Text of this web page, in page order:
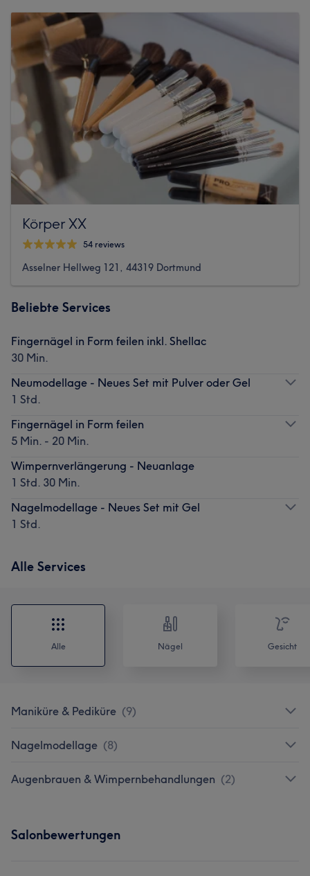
Körper XX
54 reviews
Asselner Hellweg 121, 44319 Dortmund
Beliebte Services
Fingernägel in Form feilen inkl. Shellac
30 Min.
Neumodellage - Neues Set mit Pulver oder Gel
1 Std.
Fingernägel in Form feilen
5 Min. - 20 Min.
Wimpernverlängerung - Neuanlage
1 Std. 30 Min.
Nagelmodellage - Neues Set mit Gel
1 Std.
Alle Services
Alle Nägel Gesicht
Maniküre & Pediküre (9)
Nagelmodellage (8)
Augenbrauen & Wimpernbehandlungen (2)
Salonbewertungen